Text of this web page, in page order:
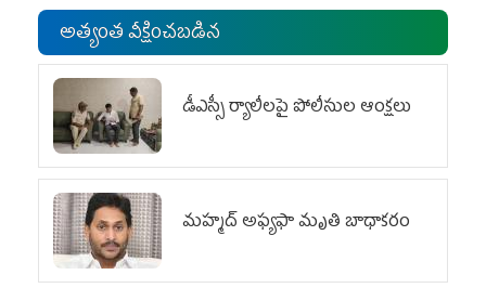
అత్యంత వీక్షించబడిన
డీఎస్సీ ర్యాలీలపై పోలీసుల ఆంక్షలు
మహ్మద్‌ అఫ్యఫా మృతి బాధాకరం